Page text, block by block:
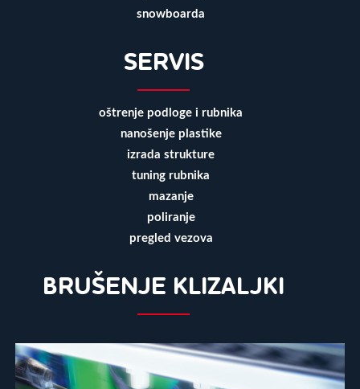
snowboarda
SERVIS
oštrenje podloge i rubnika
nanošenje plastike
izrada strukture
tuning rubnika
mazanje
poliranje
pregled vezova
BRUŠENJE KLIZALJKI